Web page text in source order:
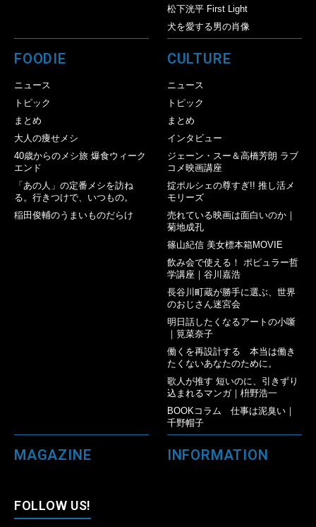
松下洸平 First Light
犬を愛する男の肖像
FOODIE
ニュース
トピック
まとめ
大人の痩せメシ
40歳からのメシ旅 爆食ウィーク
エンド
「あの人」の定番メシを訪ね
る。行きつけで、いつもの。
稲田俊輔のうまいものだらけ
CULTURE
ニュース
トピック
まとめ
インタビュー
ジェーン・スー＆高橋芳朗 ラブ
コメ映画講座
掟ポルシェの尊すぎ!! 推し活メ
モリーズ
売れている映画は面白いのか｜
菊地成孔
篠山紀信 美女標本箱MOVIE
飲み会で使える！ ポピュラー哲
学講座｜谷川嘉浩
長谷川町蔵が勝手に選ぶ、世界
のおじさん迷宮会
明日話したくなるアートの小噺
｜筧菜奈子
働くを再設計する 本当は働き
たくないあなたのために。
歌人が推す 短いのに、引きずり
込まれるマンガ｜枡野浩一
BOOKコラム 仕事は泥臭い｜
千野帽子
MAGAZINE INFORMATION
FOLLOW US!